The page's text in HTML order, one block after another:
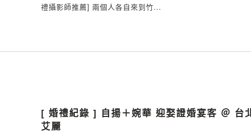
禮攝影師推薦] 兩個人各自來到竹...
[ 婚禮紀錄 ] 自揚＋婉華 迎娶證婚宴客 ＠ 台
艾麗